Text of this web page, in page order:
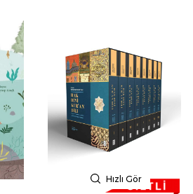
Hızlı Gör